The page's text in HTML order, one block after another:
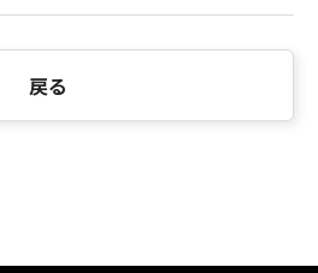
はじめに］画面に関連ユーテ
戻る